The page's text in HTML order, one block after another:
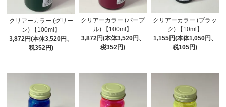
クリアーカラー (グリー
ン) 【100ml】
3,872円(本体3,520円、
税352円)
クリアーカラー (パープ
ル) 【100ml】
3,872円(本体3,520円、
税352円)
クリアーカラー (ブラッ
ク) 【10ml】
1,155円(本体1,050円、
税105円)